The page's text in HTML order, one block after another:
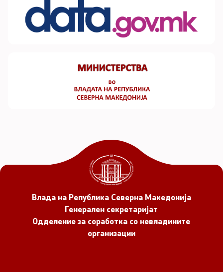
Влада на Република Северна Македонија
Генерален секретаријат
Одделение за соработка со невладините
организации